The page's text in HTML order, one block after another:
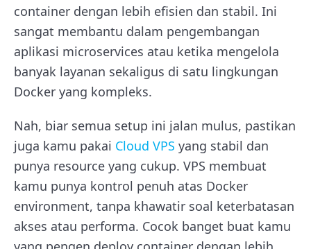
container dengan lebih efisien dan stabil. Ini
sangat membantu dalam pengembangan
aplikasi microservices atau ketika mengelola
banyak layanan sekaligus di satu lingkungan
Docker yang kompleks.
Nah, biar semua setup ini jalan mulus, pastikan
juga kamu pakai Cloud VPS yang stabil dan
punya resource yang cukup. VPS membuat
kamu punya kontrol penuh atas Docker
environment, tanpa khawatir soal keterbatasan
akses atau performa. Cocok banget buat kamu